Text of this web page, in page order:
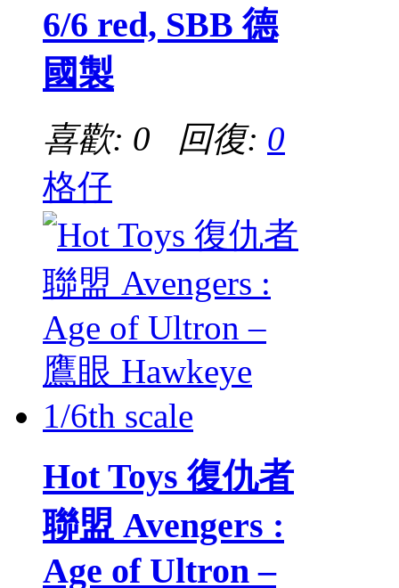
6/6 red, SBB 德
國製
喜歡: 0 回復: 0
格仔
Hot Toys 復仇者
聯盟 Avengers :
Age of Ultron –